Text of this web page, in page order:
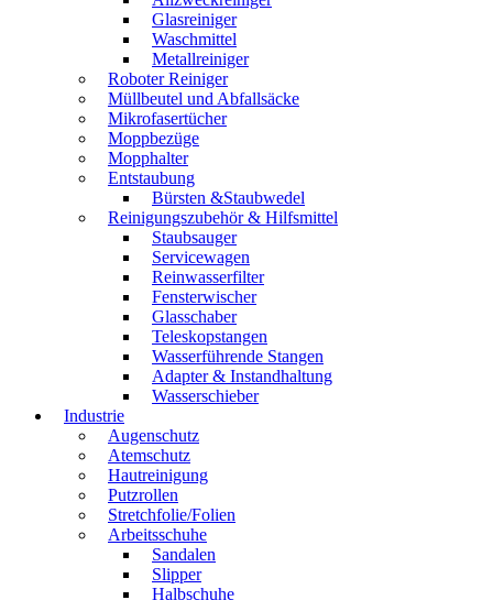
Glasreiniger
Waschmittel
Metallreiniger
Roboter Reiniger
Müllbeutel und Abfallsäcke
Mikrofasertücher
Moppbezüge
Mopphalter
Entstaubung
Bürsten &Staubwedel
Reinigungszubehör & Hilfsmittel
Staubsauger
Servicewagen
Reinwasserfilter
Fensterwischer
Glasschaber
Teleskopstangen
Wasserführende Stangen
Adapter & Instandhaltung
Wasserschieber
Industrie
Augenschutz
Atemschutz
Hautreinigung
Putzrollen
Stretchfolie/Folien
Arbeitsschuhe
Sandalen
Slipper
Halbschuhe